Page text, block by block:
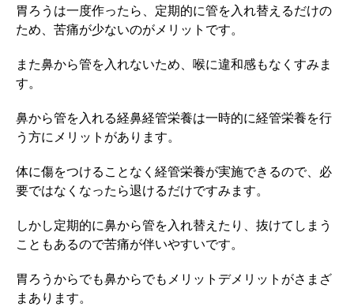
胃ろうは一度作ったら、定期的に管を入れ替えるだけの
ため、苦痛が少ないのがメリットです。
また鼻から管を入れないため、喉に違和感もなくすみま
す。
鼻から管を入れる経鼻経管栄養は一時的に経管栄養を行
う方にメリットがあります。
体に傷をつけることなく経管栄養が実施できるので、必
要ではなくなったら退けるだけですみます。
しかし定期的に鼻から管を入れ替えたり、抜けてしまう
こともあるので苦痛が伴いやすいです。
胃ろうからでも鼻からでもメリットデメリットがさまざ
まあります。